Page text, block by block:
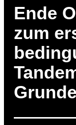
Ende
zum